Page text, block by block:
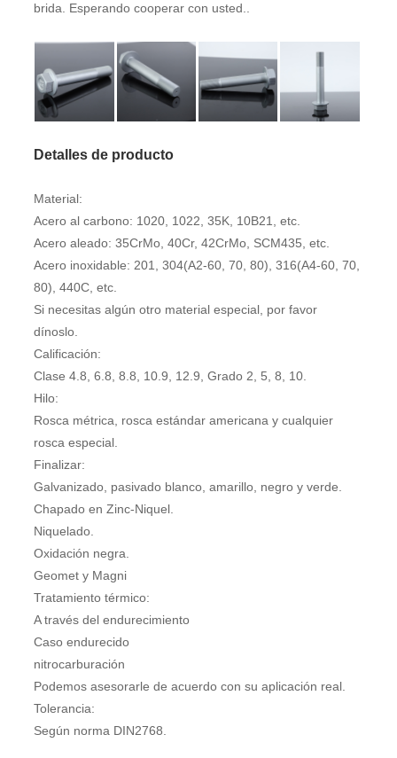
brida. Esperando cooperar con usted..
Detalles de producto
Material:
Acero al carbono: 1020, 1022, 35K, 10B21, etc.
Acero aleado: 35CrMo, 40Cr, 42CrMo, SCM435, etc.
Acero inoxidable: 201, 304(A2-60, 70, 80), 316(A4-60, 70,
80), 440C, etc.
Si necesitas algún otro material especial, por favor
dínoslo.
Calificación:
Clase 4.8, 6.8, 8.8, 10.9, 12.9, Grado 2, 5, 8, 10.
Hilo:
Rosca métrica, rosca estándar americana y cualquier
rosca especial.
Finalizar:
Galvanizado, pasivado blanco, amarillo, negro y verde.
Chapado en Zinc-Niquel.
Niquelado.
Oxidación negra.
Geomet y Magni
Tratamiento térmico:
A través del endurecimiento
Caso endurecido
nitrocarburación
Podemos asesorarle de acuerdo con su aplicación real.
Tolerancia:
Según norma DIN2768.